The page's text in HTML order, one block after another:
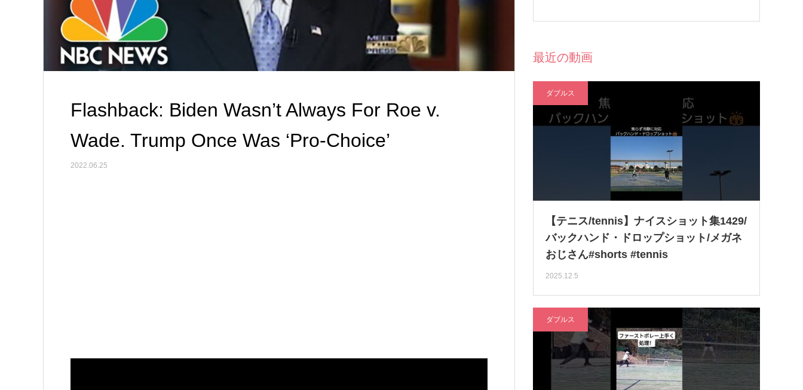
Flashback: Biden Wasn’t Always For Roe v.
Wade. Trump Once Was ‘Pro-Choice’
2022.06.25
最近の動画
ダブルス
【テニス/tennis】ナイスショット集1429/
バックハンド・ドロップショット/メガネ
おじさん#shorts #tennis
2025.12.5
ダブルス